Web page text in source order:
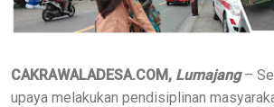
CAKRAWALADESA.COM, Lumajang –
upaya melakukan pendisiplinan